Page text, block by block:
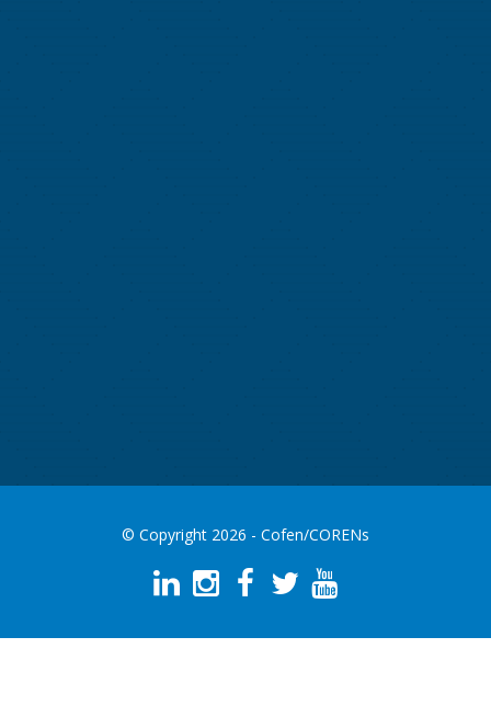
© Copyright 2026 - Cofen/CORENs